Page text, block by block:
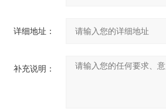
详细地址：
补充说明：